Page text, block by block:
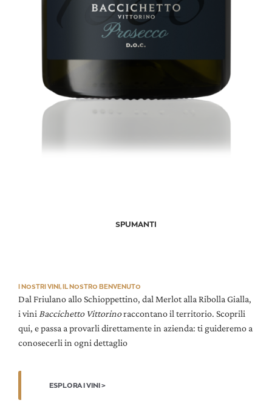
SPUMANTI
I NOSTRI VINI, IL NOSTRO BENVENUTO
Dal Friulano allo Schioppettino, dal Merlot alla Ribolla Gialla,
i vini Baccichetto Vittorinoraccontano il territorio. Scoprili
qui, e passa a provarli direttamente in azienda: ti guideremo a
conosecerli in ogni dettaglio
ESPLORA I VINI >